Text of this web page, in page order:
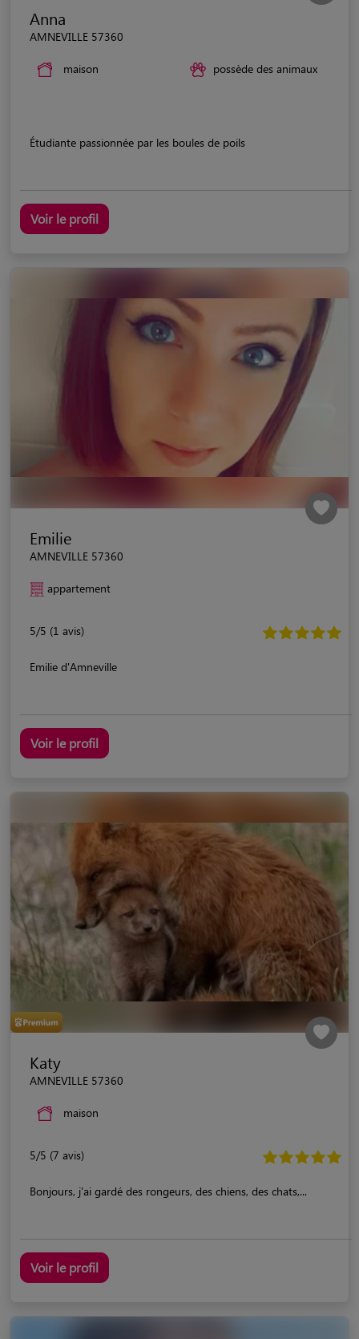
Anna
AMNEVILLE 57360
maison possède des animaux
Étudiante passionnée par les boules de poils
Voir le profil
Emilie
AMNEVILLE 57360
appartement
5/5 (1 avis)
Emilie d'Amneville
Voir le profil
Katy
AMNEVILLE 57360
maison
5/5 (7 avis)
Bonjours, j'ai gardé des rongeurs, des chiens, des chats,...
Voir le profil